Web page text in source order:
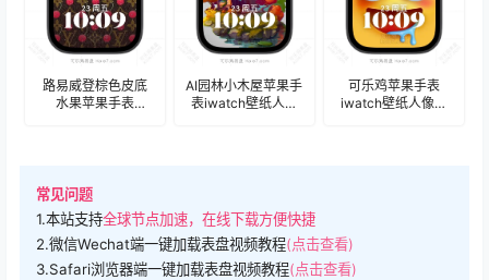
路易威登棕色皮底
水果苹果手表
AI园林小木屋苹果手
表iwatch壁纸人像
可乐鸡苹果手表
iwatch壁纸人像表
常见问题
1.本站支持全球节点加速，在线下载方便快捷
2.微信Wechat端一键加载表盘视频教程(点击查看)
3.Safari浏览器端一键加载表盘视频教程(点击查看)